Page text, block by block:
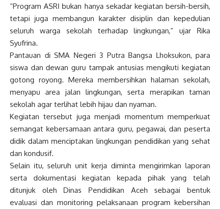
“Program ASRI bukan hanya sekadar kegiatan bersih-bersih,
tetapi juga membangun karakter disiplin dan kepedulian
seluruh warga sekolah terhadap lingkungan,” ujar Rika
Syufrina.
Pantauan di SMA Negeri 3 Putra Bangsa Lhoksukon, para
siswa dan dewan guru tampak antusias mengikuti kegiatan
gotong royong. Mereka membersihkan halaman sekolah,
menyapu area jalan lingkungan, serta merapikan taman
sekolah agar terlihat lebih hijau dan nyaman.
Kegiatan tersebut juga menjadi momentum memperkuat
semangat kebersamaan antara guru, pegawai, dan peserta
didik dalam menciptakan lingkungan pendidikan yang sehat
dan kondusif.
Selain itu, seluruh unit kerja diminta mengirimkan laporan
serta dokumentasi kegiatan kepada pihak yang telah
ditunjuk oleh Dinas Pendidikan Aceh sebagai bentuk
evaluasi dan monitoring pelaksanaan program kebersihan